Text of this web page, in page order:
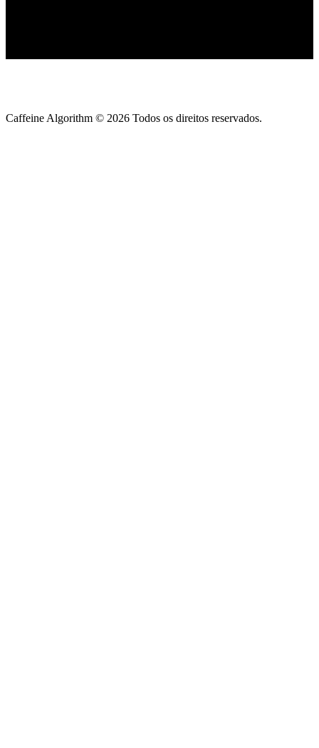
Caffeine Algorithm © 2026 Todos os direitos reservados.